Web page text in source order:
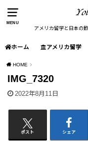
MENU
アメリカ留学と日本の
ホーム アメリカ留学
HOME
IMG_7320
2022年8月11日
ポスト シェア